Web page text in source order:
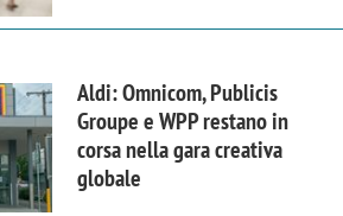
Aldi: Omnicom, Publicis
Groupe e WPP restano in
corsa nella gara creativa
globale